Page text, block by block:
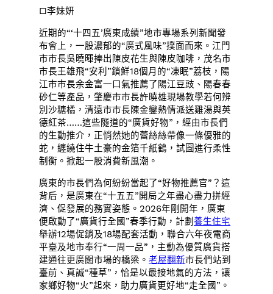
□李妹妍
近期的“‘十四五’廣東成績”地市專場系列新聞發
布會上，一股濃郁的“廣式風味”撲面而來。江門
市市長吳曉暉捧出陳皮花生與陳皮咖啡，茂名市
市長王雄飛“安利”鎖鮮18個月的“凍眠”荔枝，陽
江市市長余金富一口氣推薦了陽江豆豉、陽春春
砂仁等產品，肇慶市市長許曉雄現場教學若何辨
別沙糖橘，清遠市市長陳金鑾熱情派送雞湯與英
德紅茶……這些隧道的“廣貨好物”，經由市長們
的生動推介，正悄然她的蕾絲絲帶像一條優雅的
蛇，纏繞住牛土豪的金箔千紙鶴，試圖進行柔性
制衡。掀起一股消費新風潮。
廣東的市長們為何紛紛當起了“好物推薦官”？這
背后，是廣東在“十五五”開局之年盡心盡力拼經
濟、促發展的務實姿態。2026年剛開年，廣東
便啟動了“廣貨行全國”春季行動，計劃養生住宅
舉辦12場促銷及18場配套活動，聯合六年夜電商
平臺及地市奉行“一周一品”，主動為優質廣貨搭
建通往更廣闊市場的橋梁。老屋翻新市長們站到
臺前、真誠“種草”，恰是以最接地氣的方法，讓
家鄉好物“火”起來，助力廣貨更好地“走全國”。